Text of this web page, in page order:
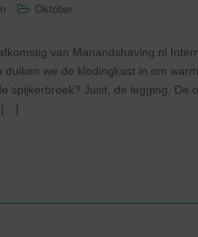
Oktober
van Manandshaving.nl
we de kledingkast in om
spijkerbroek? Juist, de legging. De
[…]